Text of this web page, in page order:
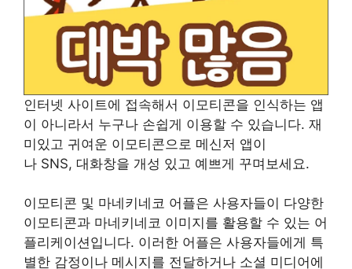
인터넷 사이트에 접속해서 이모티콘을 인식하는 앱
이 아니라서 누구나 손쉽게 이용할 수 있습니다. 재
미있고 귀여운 이모티콘으로 메신저 앱이
나 SNS, 대화창을 개성 있고 예쁘게 꾸며보세요.
이모티콘 및 마네키네코 어플은 사용자들이 다양한
이모티콘과 마네키네코 이미지를 활용할 수 있는 어
플리케이션입니다. 이러한 어플은 사용자들에게 특
별한 감정이나 메시지를 전달하거나 소셜 미디어에